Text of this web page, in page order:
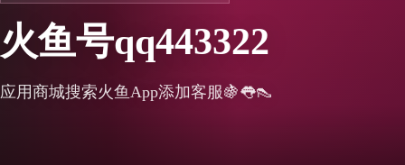
火鱼号qq443322
应用商城搜索火鱼App添加客服🍇👅👠